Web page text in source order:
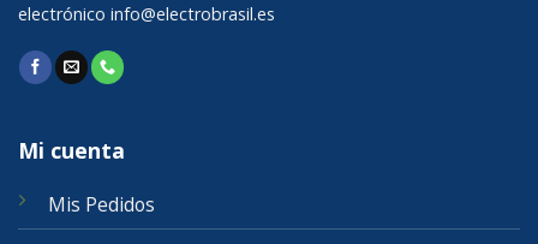
electrónico info@electrobrasil.es
Mi cuenta
Mis Pedidos